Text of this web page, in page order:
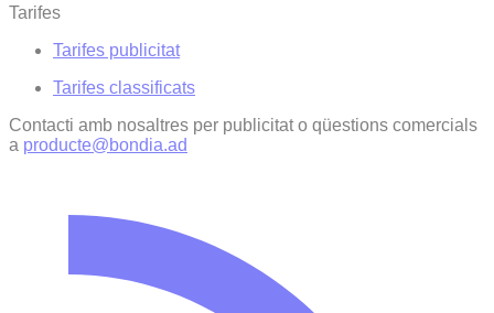
Tarifes
Tarifes publicitat
Tarifes classificats
Contacti amb nosaltres per publicitat o qüestions comercials
a producte@bondia.ad